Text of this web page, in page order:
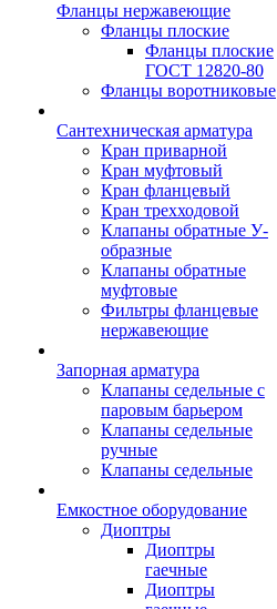
Фланцы нержавеющие
Фланцы плоские
Фланцы плоские
ГОСТ 12820-80
Фланцы воротниковые
Сантехническая арматура
Кран приварной
Кран муфтовый
Кран фланцевый
Кран трехходовой
Клапаны обратные У-
образные
Клапаны обратные
муфтовые
Фильтры фланцевые
нержавеющие
Запорная арматура
Клапаны седельные с
паровым барьером
Клапаны седельные
ручные
Клапаны седельные
Емкостное оборудование
Диоптры
Диоптры
гаечные
Диоптры